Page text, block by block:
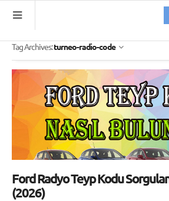
Tag Archives:turneo-radio-code
Ford Radyo Teyp Kodu
(2026)